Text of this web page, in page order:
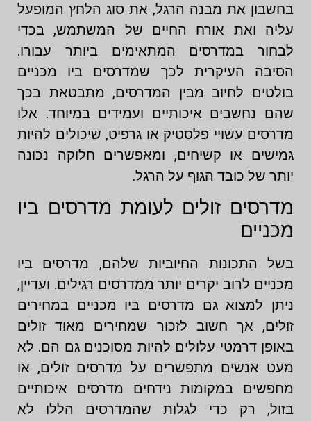
בחשבון את מבנה הרגל, את סוג הלחץ המופעל
עליה ואת אורח החיים של המשתמש, בכדי
לבחור במדרסים המתאימים ביותר עבורו.
הסיבה העיקרית לכך שמדרסים ביו מכניים
בולטים לחיוב מבין המדרסים, מתבטאת בכך
שהם נחשבים איכותיים ועמידים במיוחד. אלו
מדרסים עשויי פלסטיק או גרפיט, שיכולים להיות
גמישים או קשיחים, ומאפשרים חלוקה נכונה
יותר של כובד הגוף על הרגל.
מדרסים זולים לעומת מדרסים ביו
מכניים
בשל התכונות החיוביות שלהם, מדרסים ביו
מכניים לרוב יקרים יותר ממדרסים רגילים. ועדיין,
ניתן למצוא גם מדרסים ביו מכניים במחירים
זולים, אך חשוב לזכור שמחירים מאוד זולים
באופן דרמטי עלולים להיות מסוכנים גם הם. לא
מעט אנשים מתפשרים על מדרסים זולים, או
מחפשים במקומות נידחים מדרסים איכותיים
בזול, רק כדי לגלות שהמדרסים הללו לא